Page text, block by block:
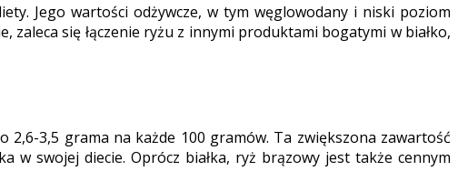
Jego wartości odżywcze, w tym węglowodany i niski poziom
zaleca się łączenie ryżu z innymi produktami bogatymi w białko,
2,6-3,5 grama na każde 100 gramów. Ta zwiększona zawartość
w swojej diecie. Oprócz białka, ryż brązowy jest także cennym